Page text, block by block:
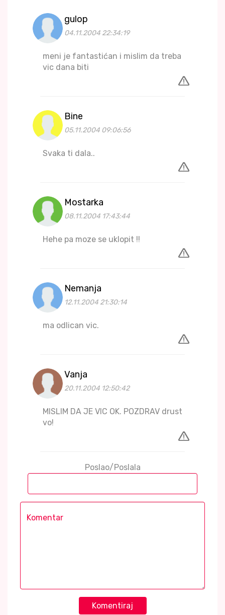
gulop
04.11.2004 22:34:19
meni je fantastićan i mislim da treba
vic dana biti
Bine
05.11.2004 09:06:56
Svaka ti dala..
Mostarka
08.11.2004 17:43:44
Hehe pa moze se uklopit !!
Nemanja
12.11.2004 21:30:14
ma odlican vic.
Vanja
20.11.2004 12:50:42
MISLIM DA JE VIC OK. POZDRAV drust
vo!
Poslao/Poslala
Komentiraj